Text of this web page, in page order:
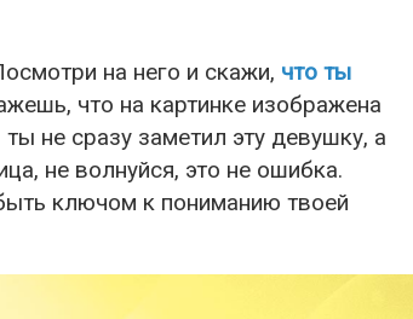
на него и скажи, что ты
что на картинке изображена
не сразу заметил эту девушку, а
не волнуйся, это не ошибка.
ключом к пониманию твоей